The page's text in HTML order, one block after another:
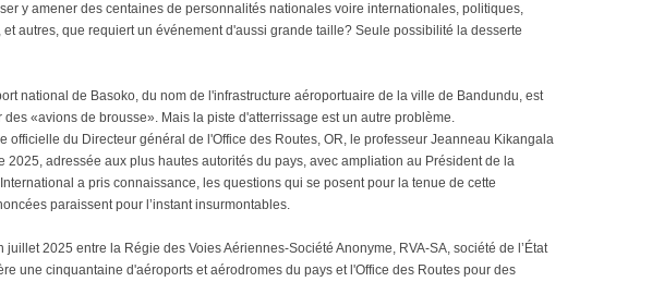
y amener des centaines de personnalités nationales voire internationales, politiques,
autres, que requiert un événement d'aussi grande taille? Seule possibilité la desserte
national de Basoko, du nom de l'infrastructure aéroportuaire de la ville de Bandundu, est
«avions de brousse». Mais la piste d'atterrissage est un autre problème.
officielle du Directeur général de l'Office des Routes, OR, le professeur Jeanneau Kikangala
2025, adressée aux plus hautes autorités du pays, avec ampliation au Président de la
a pris connaissance, les questions qui se posent pour la tenue de cette
paraissent pour l’instant insurmontables.
2025 entre la Régie des Voies Aériennes-Société Anonyme, RVA-SA, société de l’État
une cinquantaine d'aéroports et aérodromes du pays et l'Office des Routes pour des